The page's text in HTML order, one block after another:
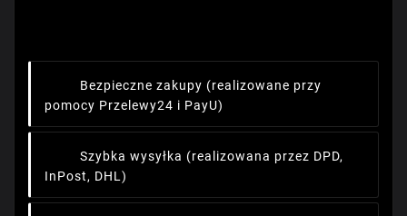
Bezpieczne zakupy (realizowane przy
pomocy Przelewy24 i PayU)
Szybka wysyłka (realizowana przez DPD,
InPost, DHL)